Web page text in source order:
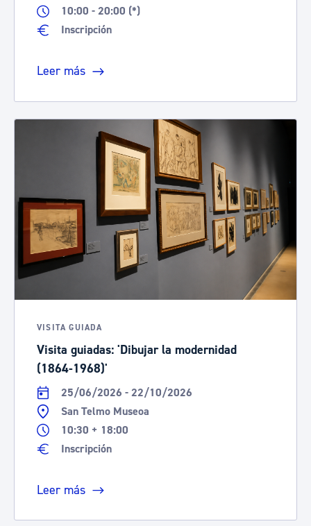
10:00 - 20:00 (*)
Inscripción
Leer más
VISITA GUIADA
Visita guiadas: 'Dibujar la modernidad
(1864-1968)'
25/06/2026 - 22/10/2026
San Telmo Museoa
10:30 + 18:00
Inscripción
Leer más